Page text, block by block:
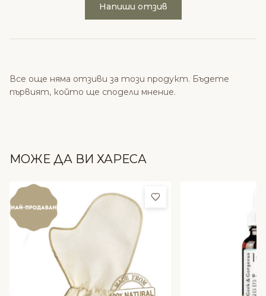
Напиши отзив
Все още няма отзиви за този продукт. Бъдете
първият, който ще сподели мнение.
МОЖЕ ДА ВИ ХАРЕСА
Добави в любими